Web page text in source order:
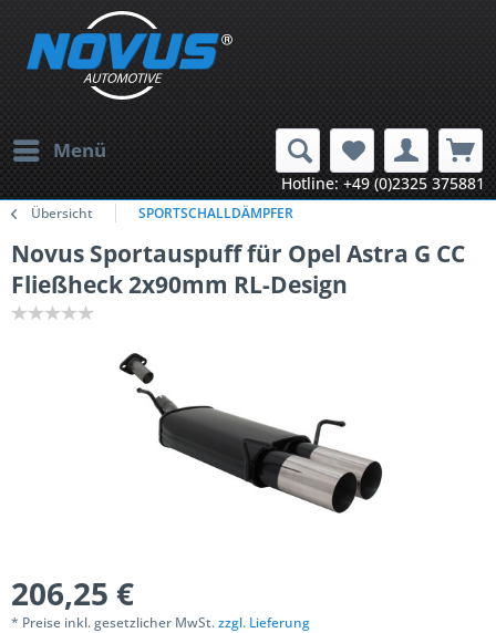
Menü
Hotline: +49 (0)2325 375881
Übersicht SPORTSCHALLDÄMPFER
Novus Sportauspuff für Opel Astra G CC
Fließheck 2x90mm RL-Design
206,25 €
* Preise inkl. gesetzlicher MwSt.zzgl. Lieferung